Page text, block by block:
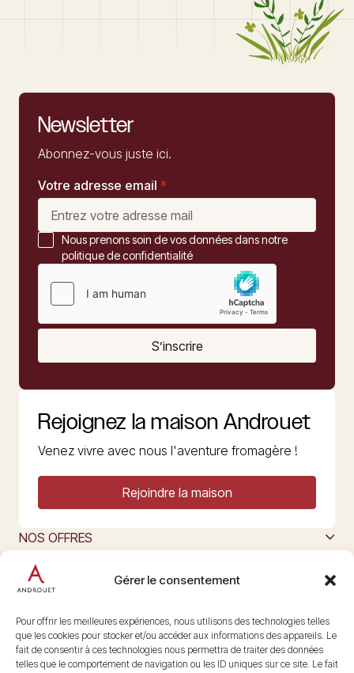
Gérer le consentement
Pour offrir les meilleures expériences, nous utilisons des technologies telles
que les cookies pour stocker et/ou accéder aux informations des appareils. Le
fait de consentir à ces technologies nous permettra de traiter des données
telles que le comportement de navigation ou les ID uniques sur ce site. Le fait
Newsletter
Abonnez-vous juste ici.
Votre adresse email *
Nous prenons soin de vos données dans notre
politique de confidentialité
S’inscrire
Rejoignez la maison Androuet
Venez vivre avec nous l'aventure fromagère !
Rejoindre la maison
NOS OFFRES
L’ART DU FROMAGE
Nous suivre
@maisonandrouet
Copyright © 2026 Androuet